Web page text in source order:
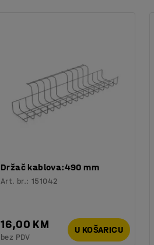
Držač kablova:490 mm
Art. br.:151042
16,00 KM
bez PDV
U KOŠARICU